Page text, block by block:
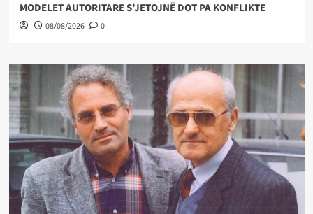
MODELET AUTORITARE S’JETOJNË DOT PA KONFLIKTE
08/08/2026 0